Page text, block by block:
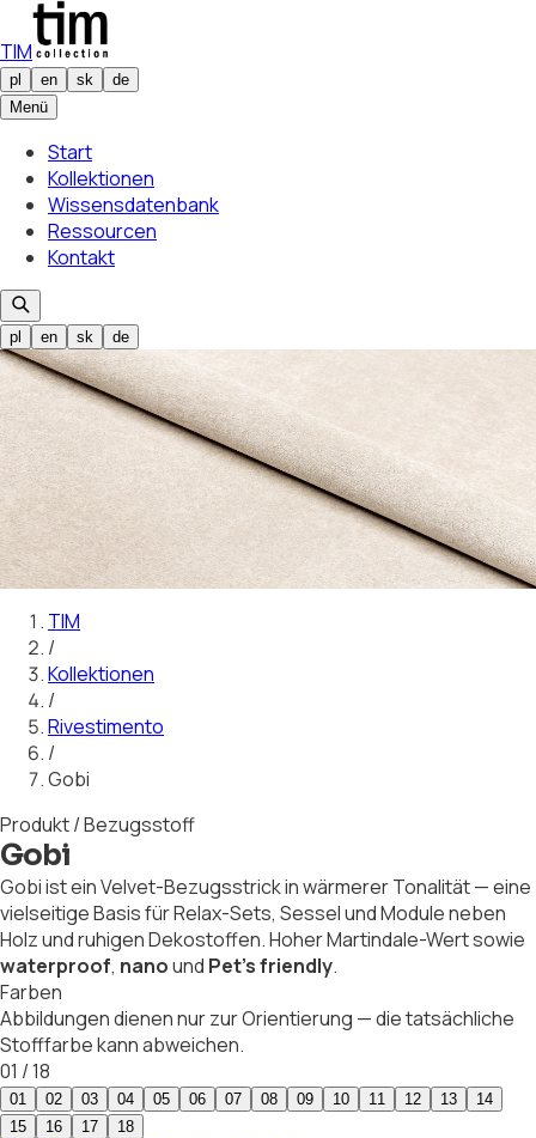
TIM
pl en sk
de
Menü
Start
Kollektionen
Wissensdatenbank
Ressourcen
Kontakt
pl en sk de
Gewählte Farbe
Gobi 01
01
Gewählte Farbe
Gobi 01
01/18
01 02 03 04 05 06 07 10 12 13
14
15
16 17 18
TIM
/
Kollektionen
/
Rivestimento
/
Gobi
Produkt / Bezugsstoff
Gobi
Gobi ist ein Velvet-Bezugsstrick in wärmerer Tonalität — eine
vielseitige Basis für Relax-Sets, Sessel und Module neben
Holz und ruhigen Dekostoffen. Hoher Martindale-Wert sowie
waterproof, nanound Pet's friendly.
Farben
Abbildungen dienen nur zur Orientierung — die tatsächliche
Stofffarbe kann abweichen.
01 /18
01 02 03 04 05 06 07 08 09 10 11 12 13
14
15
16 17 18